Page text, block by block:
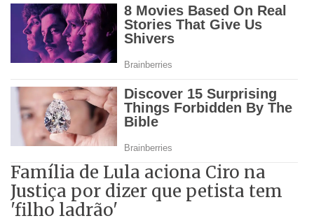
Família de Lula aciona Ciro na
Justiça por dizer que petista tem
'filho ladrão'